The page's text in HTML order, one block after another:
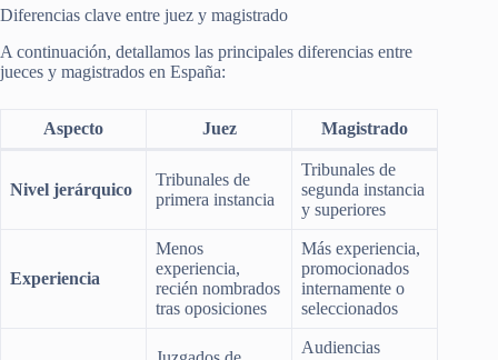
Diferencias clave entre juez y magistrado
A continuación, detallamos las principales diferencias entre
jueces y magistrados en España:
Aspecto Juez Magistrado
Nivel jerárquico
Tribunales de
primera instancia
Tribunales de
segunda instancia
y superiores
Experiencia
Menos
experiencia,
recién nombrados
tras oposiciones
Más experiencia,
promocionados
internamente o
seleccionados
Audiencias